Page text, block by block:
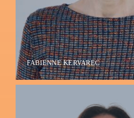
FABIENNE KERVAREC